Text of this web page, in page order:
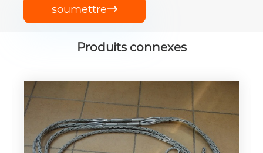
soumettre
Produits connexes